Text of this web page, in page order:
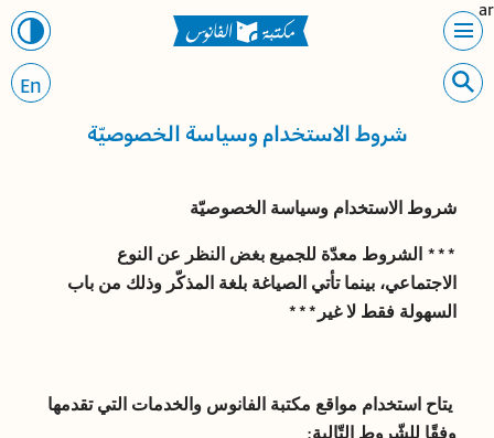
ar
En
شروط الاستخدام وسياسة الخصوصيّة
شروط الاستخدام وسياسة الخصوصيّة
*** الشروط معدّة للجميع بغض النظر عن النوع
الاجتماعي، بينما تأتي الصياغة بلغة المذكّر وذلك من باب
السهولة فقط لا غير***
يتاح استخدام مواقع مكتبة الفانوس والخدمات التي تقدمها
وفقًا للشّروط التّالية: